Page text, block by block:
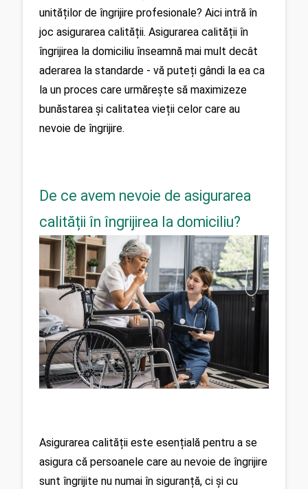
unităților de îngrijire profesionale? Aici intră în
joc asigurarea calității. Asigurarea calității în
îngrijirea la domiciliu înseamnă mai mult decât
aderarea la standarde - vă puteți gândi la ea ca
la un proces care urmărește să maximizeze
bunăstarea și calitatea vieții celor care au
nevoie de îngrijire.
De ce avem nevoie de asigurarea
calității în îngrijirea la domiciliu?
Asigurarea calității este esențială pentru a se
asigura că persoanele care au nevoie de îngrijire
sunt îngrijite nu numai în siguranță, ci și cu